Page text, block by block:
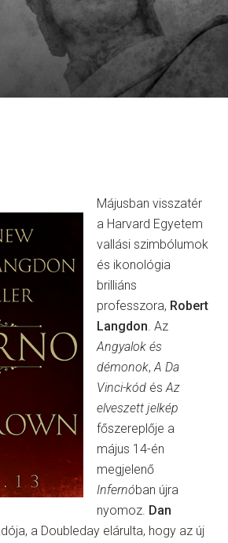
Májusban visszatér
a Harvard Egyetem
vallási szimbólumok
és ikonológia
brilliáns
professzora, Robert
Langdon. Az
Angyalok és
démonok,A Da
Vinci-kódésAz
elveszett jelkép
főszereplője a
május 14-én
megjelenő
Infernóban újra
nyomoz. Dan
a Doubleday elárulta, hogy az új